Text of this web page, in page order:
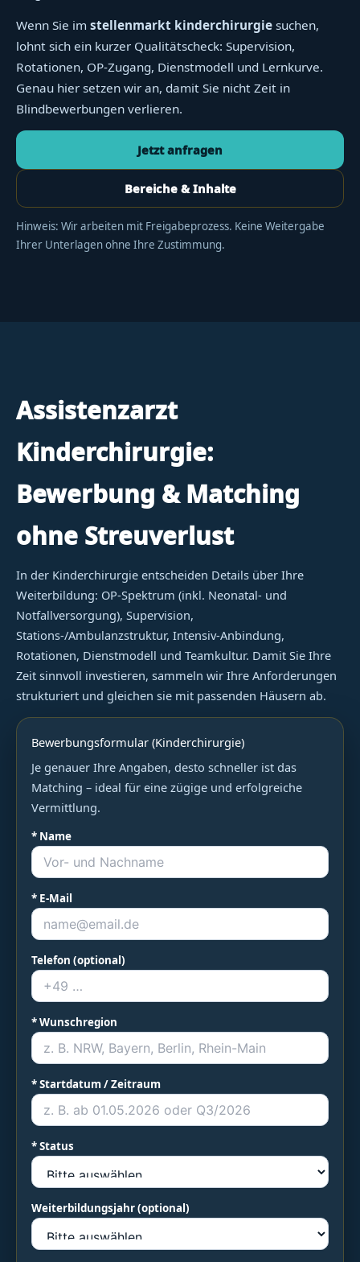
Wenn Sie im stellenmarkt kinderchirurgie suchen,
lohnt sich ein kurzer Qualitätscheck: Supervision,
Rotationen, OP-Zugang, Dienstmodell und Lernkurve.
Genau hier setzen wir an, damit Sie nicht Zeit in
Blindbewerbungen verlieren.
Jetzt anfragen
Bereiche & Inhalte
Hinweis: Wir arbeiten mit Freigabeprozess. Keine Weitergabe
Ihrer Unterlagen ohne Ihre Zustimmung.
Assistenzarzt
Kinderchirurgie:
Bewerbung & Matching
ohne Streuverlust
In der Kinderchirurgie entscheiden Details über Ihre
Weiterbildung: OP-Spektrum (inkl. Neonatal- und
Notfallversorgung), Supervision,
Stations-/Ambulanzstruktur, Intensiv-Anbindung,
Rotationen, Dienstmodell und Teamkultur. Damit Sie Ihre
Zeit sinnvoll investieren, sammeln wir Ihre Anforderungen
strukturiert und gleichen sie mit passenden Häusern ab.
Bewerbungsformular (Kinderchirurgie)
Je genauer Ihre Angaben, desto schneller ist das
Matching – ideal für eine zügige und erfolgreiche
Vermittlung.
* Name
* E-Mail
Telefon (optional)
* Wunschregion
* Startdatum / Zeitraum
* Status
Weiterbildungsjahr (optional)